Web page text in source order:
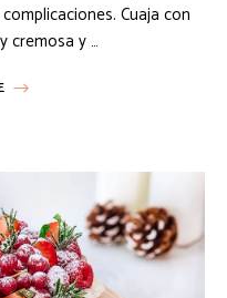
Cuaja con
cremosa y …